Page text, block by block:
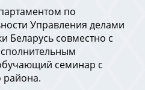
по
Управления делами
Беларусь совместно с
семинар с
района.